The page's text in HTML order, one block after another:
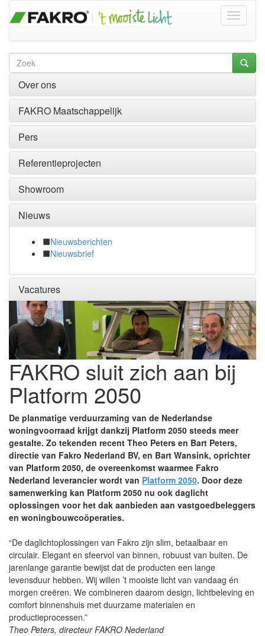
Over ons
FAKRO Maatschappelijk
Pers
Referentieprojecten
Showroom
Nieuws
Nieuwsberichten
Nieuwsbrief
Vacatures
FAKRO sluit zich aan bij
Platform 2050
De planmatige verduurzaming van de Nederlandse
woningvoorraad krijgt dankzij Platform 2050 steeds meer
gestalte. Zo tekenden recent Theo Peters en Bart Peters,
directie van Fakro Nederland BV, en Bart Wansink, oprichter
van Platform 2050, de overeenkomst waarmee Fakro
Nederland leverancier wordt van Platform 2050. Door deze
samenwerking kan Platform 2050 nu ook daglicht
oplossingen voor het dak aanbieden aan vastgoedbeleggers
en woningbouwcoöperaties.
“De daglichtoplossingen van Fakro zijn slim, betaalbaar en
circulair. Elegant en sfeervol van binnen, robuust van buiten. De
jarenlange garantie bewijst dat de producten een lange
levensduur hebben. Wij willen ’t mooiste licht van vandaag én
morgen creëren. We combineren daarom design, lichtbeleving en
comfort binnenshuis met duurzame materialen en
productieprocessen.”
Theo Peters, directeur FAKRO Nederland